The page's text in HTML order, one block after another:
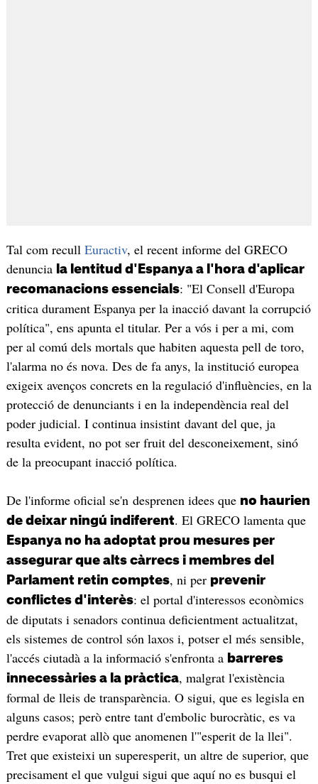
Tal com recull Euractiv, el recent informe del GRECO
denuncia la lentitud d'Espanya a l'hora d'aplicar
recomanacions essencials: "El Consell d'Europa
critica durament Espanya per la inacció davant la corrupció
política", ens apunta el titular. Per a vós i per a mi, com
per al comú dels mortals que habiten aquesta pell de toro,
l'alarma no és nova. Des de fa anys, la institució europea
exigeix avenços concrets en la regulació d'influències, en la
protecció de denunciants i en la independència real del
poder judicial. I continua insistint davant del que, ja
resulta evident, no pot ser fruit del desconeixement, sinó
de la preocupant inacció política.
De l'informe oficial se'n desprenen idees que no haurien
de deixar ningú indiferent. El GRECO lamenta que
Espanya no ha adoptat prou mesures per
assegurar que alts càrrecs i membres del
Parlament retin comptes, ni per prevenir
conflictes d'interès: el portal d'interessos econòmics
de diputats i senadors continua deficientment actualitzat,
els sistemes de control són laxos i, potser el més sensible,
l'accés ciutadà a la informació s'enfronta a barreres
innecessàries a la pràctica, malgrat l'existència
formal de lleis de transparència. O sigui, que es legisla en
alguns casos; però entre tant d'embolic burocràtic, es va
perdre evaporat allò que anomenen l'"esperit de la llei".
Tret que existeixi un superesperit, un altre de superior, que
precisament el que vulgui sigui que aquí no es busqui el